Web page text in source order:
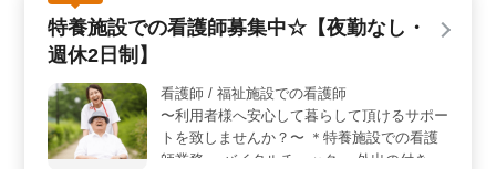
ます。技術士の資格と10年以上の経験が求められま
す。 ＜働きやすい環境＞ 給与は年収500万円〜600
万円で、交通費は全額支給されます。また、社用車の支
な就業環境が整っています。週休2日制度で仕事とプライ
ベートの両立もしやすいです。 ＜経験者の活躍＞
50代以上の技術者が活躍している環境で、公共や民間工
事での経験が生かせます。発注者支援業務経験者や土木
特養施設での看護師募集中☆【夜勤なし・
週休2日制】
看護師 / 福祉施設での看護師
〜利用者様へ安心して暮らして頂けるサポー
トを致しませんか？〜 ＊特養施設での看護
師業務 ・バイタルチェック ・外出の付き添